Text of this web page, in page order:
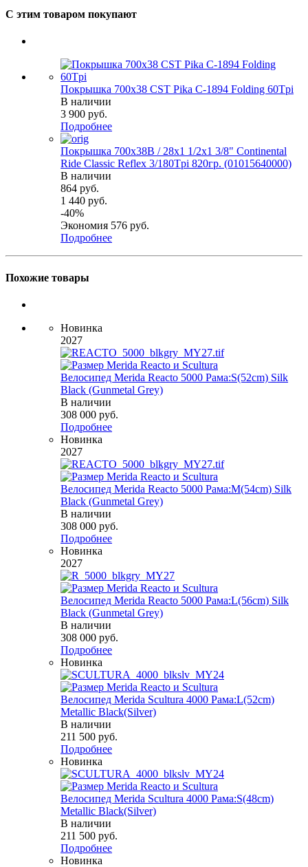
С этим товаром покупают
Покрышка 700x38 CST Pika C-1894 Folding 60Tpi
В наличии
3 900 руб.
Подробнее
Покрышка 700x38B / 28x1 1/2х1 3/8" Continental
Ride Classic Reflex 3/180Tpi 820гр. (01015640000)
В наличии
864 руб.
1 440 руб.
-40%
Экономия 576 руб.
Подробнее
Похожие товары
Новинка
2027
Велосипед Merida Reacto 5000 Рама:S(52cm) Silk
Black (Gunmetal Grey)
В наличии
308 000 руб.
Подробнее
Новинка
2027
Велосипед Merida Reacto 5000 Рама:M(54cm) Silk
Black (Gunmetal Grey)
В наличии
308 000 руб.
Подробнее
Новинка
2027
Велосипед Merida Reacto 5000 Рама:L(56cm) Silk
Black (Gunmetal Grey)
В наличии
308 000 руб.
Подробнее
Новинка
Велосипед Merida Scultura 4000 Рама:L(52cm)
Metallic Black(Silver)
В наличии
211 500 руб.
Подробнее
Новинка
Велосипед Merida Scultura 4000 Рама:S(48cm)
Metallic Black(Silver)
В наличии
211 500 руб.
Подробнее
Новинка